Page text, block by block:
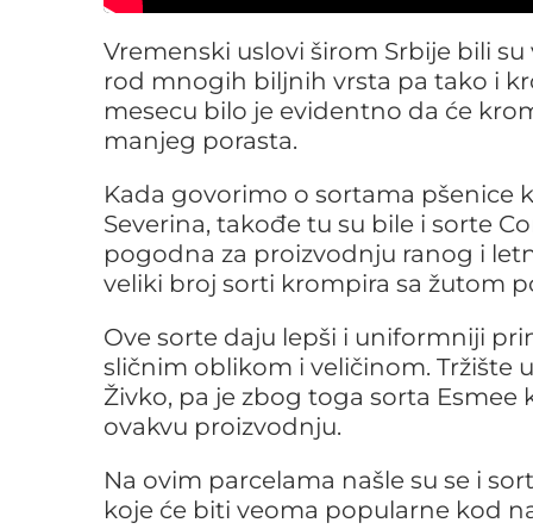
Vremenski uslovi širom Srbije bili
rod mnogih biljnih vrsta pa tako i
mesecu bilo je evidentno da će
manjeg porasta.
Kada govorimo o sortama pšenice
Severina, takođe tu su bile i sorte
pogodna za proizvodnju ranog i
veliki broj sorti krompira sa žutom
Ove sorte daju lepši i uniformniji
sličnim oblikom i veličinom. Tržište
Živko, pa je zbog toga sorta
ovakvu proizvodnju.
Na ovim parcelama našle su se i
koje će biti veoma popularne kod